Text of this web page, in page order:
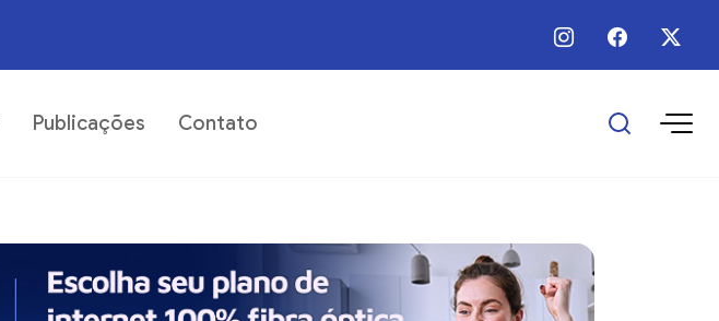
06 / Ago / 2026 - 09:00 - Prefeitura realiza manutenção em trecho urbano do
Publicações Contato